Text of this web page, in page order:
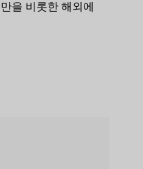
을 비롯한 해외에